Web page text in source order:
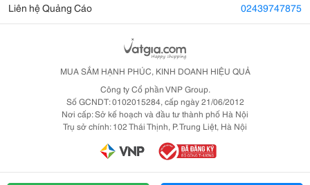
Liên hệ Quảng Cáo 02439747875
MUA SẮM HẠNH PHÚC, KINH DOANH HIỆU QUẢ
Công ty Cổ phần VNP Group.
Số GCNDT: 0102015284, cấp ngày 21/06/2012
Nơi cấp: Sở kế hoạch và đầu tư thành phố Hà Nội
Trụ sở chính: 102 Thái Thịnh, P. Trung Liệt, Hà Nội